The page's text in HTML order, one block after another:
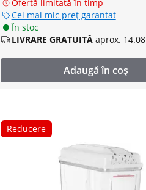
Ofertă limitată în timp
Cel mai mic preț garantat
În stoc
LIVRARE GRATUITĂ aprox. 14.08
Adaugă în coș
Reducere